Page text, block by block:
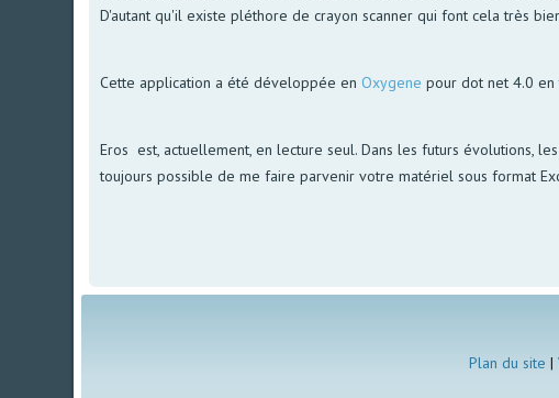
D'autant qu'il existe pléthore de crayon scanner qui font cela très
Cette application a été développée en Oxygene pour dot net 4.0
Eros est, actuellement, en lecture seul. Dans les futurs évolutions,
toujours possible de me faire parvenir votre matériel sous format
Plan du site |